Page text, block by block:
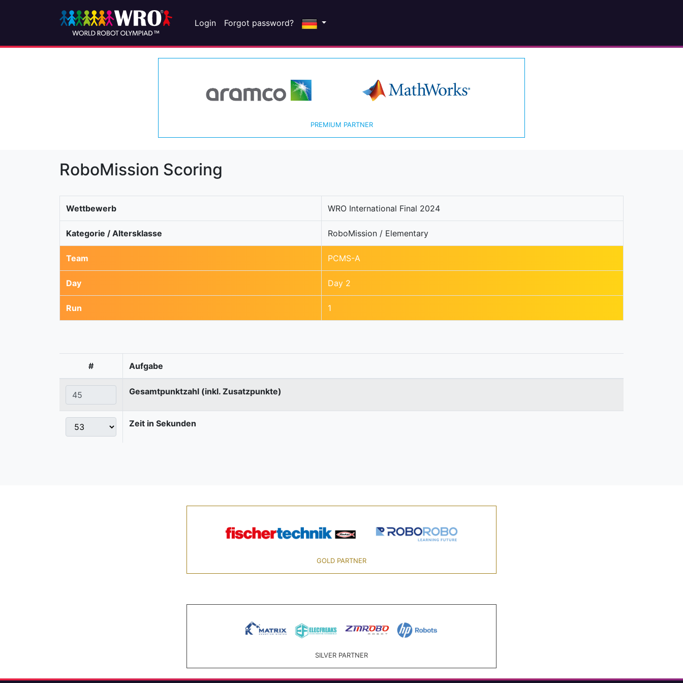
Login Forgot password?
PREMIUM PARTNER
RoboMission Scoring
Wettbewerb WRO International Final 2024
Kategorie / Altersklasse RoboMission / Elementary
Team PCMS-A
Day Day 2
Run 1
# Aufgabe
Gesamtpunktzahl (inkl. Zusatzpunkte)
Zeit in Sekunden
GOLD PARTNER
SILVER PARTNER